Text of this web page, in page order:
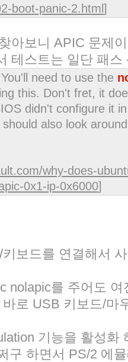
boot-panic-2.html]
아보니 APIC 문제
테스트는 일단 패스
need to use the
this. Don't fret, it
didn't configure it
also look
why-does-
0x1-ip-0x6000]
보드를 연결해서
nolapic를 주어도
로 USB 키보드/마
기능을 활성화
구 하면서 PS/2 에